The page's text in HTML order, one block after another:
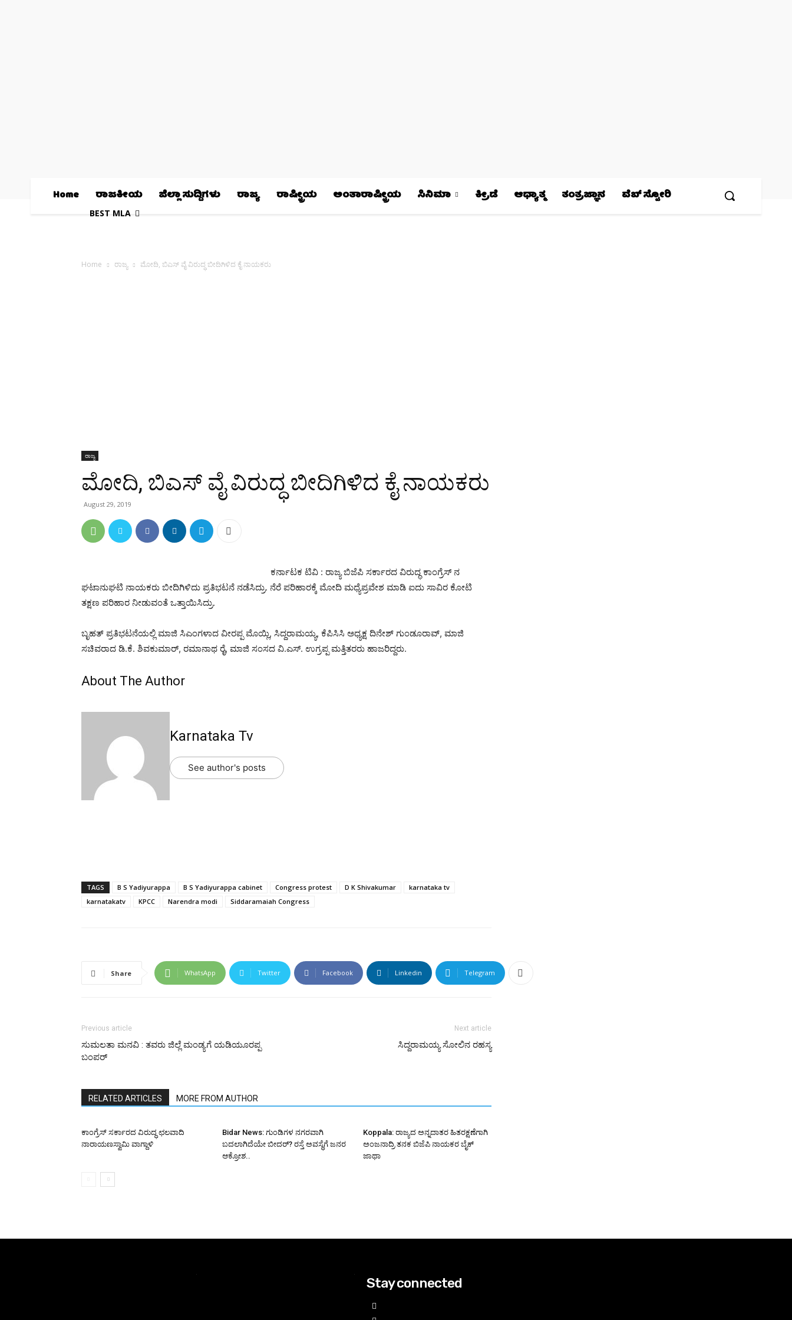
Home ರಾಜಕೀಯ ಜಿಲ್ಲಾ ಸುದ್ದಿಗಳು ರಾಜ್ಯ ರಾಷ್ಟ್ರೀಯ ಅಂತಾರಾಷ್ಟ್ರೀಯ ಸಿನಿಮಾ ಕ್ರೀಡೆ ಆಧ್ಯಾತ್ಮ ತಂತ್ರಜ್ಞಾನ ವೆಬ್ ಸ್ಟೋರಿ
BEST MLA
Home ರಾಜ್ಯ ಮೋದಿ, ಬಿಎಸ್ ವೈ ವಿರುದ್ಧ ಬೀದಿಗಿಳಿದ ಕೈ ನಾಯಕರು
ರಾಜ್ಯ
ಮೋದಿ, ಬಿಎಸ್ ವೈ ವಿರುದ್ಧ ಬೀದಿಗಿಳಿದ ಕೈ ನಾಯಕರು
August 29, 2019
ಕರ್ನಾಟಕ ಟಿವಿ : ರಾಜ್ಯ ಬಿಜೆಪಿ ಸರ್ಕಾರದ ವಿರುದ್ಧ ಕಾಂಗ್ರೆಸ್ ನ
ಘಟಾನುಘಟಿ ನಾಯಕರು ಬೀದಿಗಿಳಿದು ಪ್ರತಿಭಟನೆ ನಡೆಸಿದ್ರು. ನೆರೆ ಪರಿಹಾರಕ್ಕೆ ಮೋದಿ ಮಧ್ಯೆಪ್ರವೇಶ ಮಾಡಿ ಐದು ಸಾವಿರ ಕೋಟಿ
ತಕ್ಷಣ ಪರಿಹಾರ ನೀಡುವಂತೆ ಒತ್ತಾಯಿಸಿದ್ರು.
ಬೃಹತ್ ಪ್ರತಿಭಟನೆಯಲ್ಲಿ ಮಾಜಿ ಸಿಎಂಗಳಾದ ವೀರಪ್ಪ ಮೊಯ್ಲಿ, ಸಿದ್ದರಾಮಯ್ಯ, ಕೆಪಿಸಿಸಿ ಅಧ್ಯಕ್ಷ ದಿನೇಶ್ ಗುಂಡೂರಾವ್, ಮಾಜಿ
ಸಚಿವರಾದ ಡಿ.ಕೆ. ಶಿವಕುಮಾರ್, ರಮಾನಾಥ ರೈ, ಮಾಜಿ ಸಂಸದ ವಿ.ಎಸ್. ಉಗ್ರಪ್ಪ ಮತ್ತಿತರರು ಹಾಜರಿದ್ದರು.
About The Author
Karnataka Tv
See author's posts
TAGS B S Yadiyurappa B S Yadiyurappa cabinet Congress protest D K Shivakumar
karnataka tv
karnatakatv
KPCC Narendra modi Siddaramaiah Congress
Share WhatsApp Twitter Facebook Linkedin Telegram
Previous article
ಸುಮಲತಾ ಮನವಿ : ತವರು ಜಿಲ್ಲೆ ಮಂಡ್ಯಗೆ ಯಡಿಯೂರಪ್ಪ
ಬಂಪರ್
Next article
ಸಿದ್ದರಾಮಯ್ಯ ಸೋಲಿನ ರಹಸ್ಯ
RELATED ARTICLES MORE FROM AUTHOR
ಕಾಂಗ್ರೆಸ್ ಸರ್ಕಾರದ ವಿರುದ್ಧ ಛಲವಾದಿ
ನಾರಾಯಣಸ್ವಾಮಿ ವಾಗ್ದಾಳಿ
Bidar News: ಗುಂಡಿಗಳ ನಗರವಾಗಿ
ಬದಲಾಗಿದೆಯೇ ಬೀದರ್? ರಸ್ತೆ ಅವಸ್ಥೆಗೆ ಜನರ
ಆಕ್ರೋಶ..
Koppala: ರಾಜ್ಯದ ಅನ್ನದಾತರ ಹಿತರಕ್ಷಣೆಗಾಗಿ
ಅಂಜನಾದ್ರಿ ತನಕ ಬಿಜೆಪಿ ನಾಯಕರ ಬೈಕ್
ಜಾಥಾ
Stay connected